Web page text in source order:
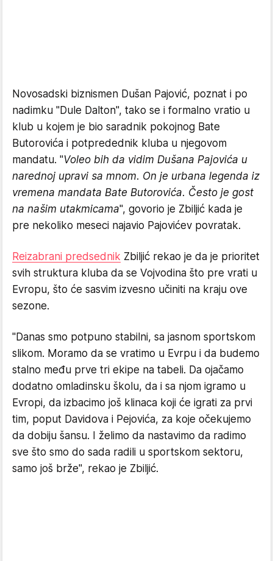
Novosadski biznismen Dušan Pajović, poznat i po
nadimku "Dule Dalton", tako se i formalno vratio u
klub u kojem je bio saradnik pokojnog Bate
Butorovića i potpredednik kluba u njegovom
mandatu. "Voleo bih da vidim Dušana Pajovića u
narednoj upravi sa mnom. On je urbana legenda iz
vremena mandata Bate Butorovića. Često je gost
na našim utakmicama", govorio je Zbiljić kada je
pre nekoliko meseci najavio Pajovićev povratak.
Reizabrani predsednik Zbiljić rekao je da je prioritet
svih struktura kluba da se Vojvodina što pre vrati u
Evropu, što će sasvim izvesno učiniti na kraju ove
sezone.
"Danas smo potpuno stabilni, sa jasnom sportskom
slikom. Moramo da se vratimo u Evrpu i da budemo
stalno među prve tri ekipe na tabeli. Da ojačamo
dodatno omladinsku školu, da i sa njom igramo u
Evropi, da izbacimo još klinaca koji će igrati za prvi
tim, poput Davidova i Pejovića, za koje očekujemo
da dobiju šansu. I želimo da nastavimo da radimo
sve što smo do sada radili u sportskom sektoru,
samo još brže", rekao je Zbiljić.